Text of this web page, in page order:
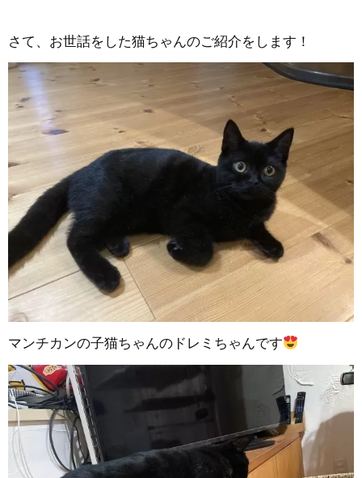
さて、お世話をした猫ちゃんのご紹介をします！
マンチカンの子猫ちゃんのドレミちゃんです